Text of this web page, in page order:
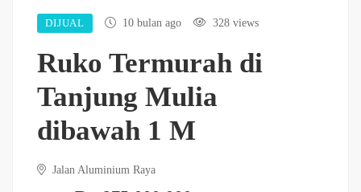
DIJUAL 10 bulan ago 328 views
Ruko Termurah di
Tanjung Mulia
dibawah 1 M
Jalan Aluminium Raya